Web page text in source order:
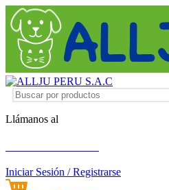
Llámanos al
Iniciar Sesión / Registrarse